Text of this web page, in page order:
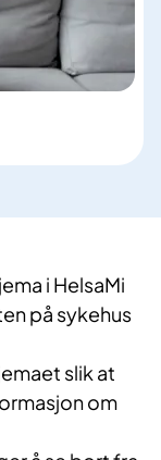
i HelsaMi
på sykehus
slik at
om